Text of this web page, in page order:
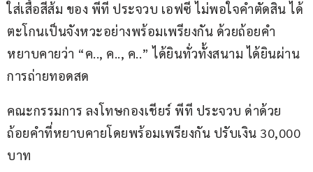
ใส่เสื้อสีส้ม ของ พีที ประจวบ เอฟซี ไม่พอใจคำตัดสิน ได้
ตะโกนเป็นจังหวะอย่างพร้อมเพรียงกัน ด้วยถ้อยคำ
หยาบคายว่า “ค.., ค.., ค..” ได้ยินทั่วทั้งสนาม ได้ยินผ่าน
การถ่ายทอดสด
คณะกรรมการ ลงโทษกองเชียร์ พีที ประจวบ ด่าด้วย
ถ้อยคำที่หยาบคายโดยพร้อมเพรียงกัน ปรับเงิน 30,000
บาท